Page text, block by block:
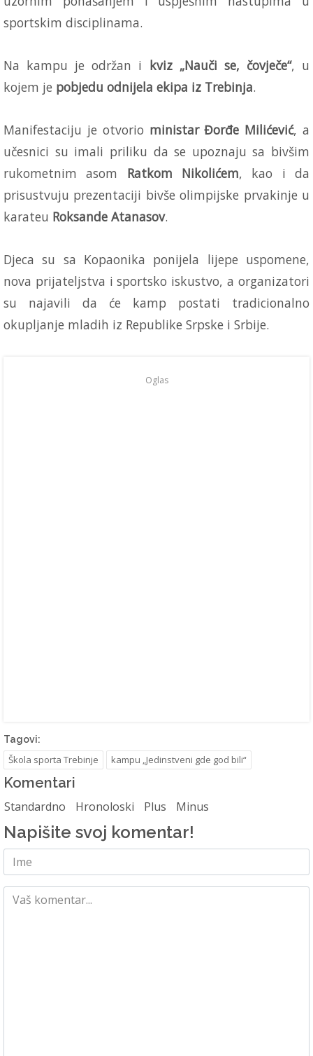
sportskim disciplinama.
Na kampu je održan i kviz „Nauči se, čovječe“, u
kojem je pobjedu odnijela ekipa iz Trebinja.
Manifestaciju je otvorio ministar Đorđe Milićević, a
učesnici su imali priliku da se upoznaju sa bivšim
rukometnim asom Ratkom Nikolićem, kao i da
prisustvuju prezentaciji bivše olimpijske prvakinje u
karateu Roksande Atanasov.
Djeca su sa Kopaonika ponijela lijepe uspomene,
nova prijateljstva i sportsko iskustvo, a organizatori
su najavili da će kamp postati tradicionalno
okupljanje mladih iz Republike Srpske i Srbije.
Oglas
Tagovi:
Škola sporta Trebinje kampu „Jedinstveni gde god bili“
Komentari
Standardno Hronoloski Plus Minus
Napišite svoj komentar!